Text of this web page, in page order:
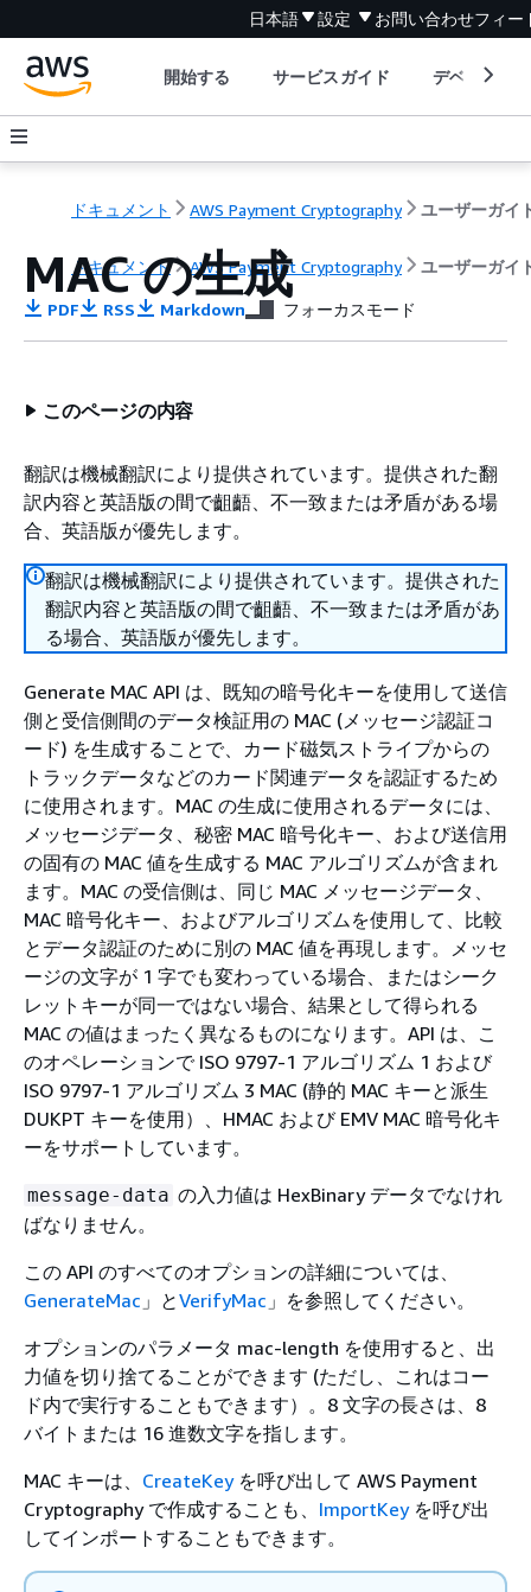
日本語 設定 お問い合わせフィー
開始する サービスガイド デベロッパ
ドキュメント AWS Payment Cryptography ユーザーガイ
ドキュメント AWS Payment Cryptography ユーザーガイ
MAC の生成
PDF RSS Markdown フォーカスモード
このページの内容
翻訳は機械翻訳により提供されています。提供された翻
訳内容と英語版の間で齟齬、不一致または矛盾がある場
合、英語版が優先します。
翻訳は機械翻訳により提供されています。提供された
翻訳内容と英語版の間で齟齬、不一致または矛盾があ
る場合、英語版が優先します。
Generate MAC API は、既知の暗号化キーを使用して送信
側と受信側間のデータ検証用の MAC (メッセージ認証コ
ード) を生成することで、カード磁気ストライプからの
トラックデータなどのカード関連データを認証するため
に使用されます。MAC の生成に使用されるデータには、
メッセージデータ、秘密 MAC 暗号化キー、および送信用
の固有の MAC 値を生成する MAC アルゴリズムが含まれ
ます。MAC の受信側は、同じ MAC メッセージデータ、
MAC 暗号化キー、およびアルゴリズムを使用して、比較
とデータ認証のために別の MAC 値を再現します。メッセ
ージの文字が 1 字でも変わっている場合、またはシーク
レットキーが同一ではない場合、結果として得られる
MAC の値はまったく異なるものになります。API は、こ
のオペレーションで ISO 9797-1 アルゴリズム 1 および
ISO 9797-1 アルゴリズム 3 MAC (静的 MAC キーと派生
DUKPT キーを使用）、HMAC および EMV MAC 暗号化キ
ーをサポートしています。
message-data の入力値は HexBinary データでなけれ
ばなりません。
この API のすべてのオプションの詳細については、
GenerateMac 」とVerifyMac 」を参照してください。
オプションのパラメータ mac-length を使用すると、出
力値を切り捨てることができます (ただし、これはコー
ド内で実行することもできます）。8 文字の長さは、8
バイトまたは 16 進数文字を指します。
MAC キーは、 CreateKeyを呼び出して AWS Payment
Cryptography で作成することも、 ImportKeyを呼び出
してインポートすることもできます。